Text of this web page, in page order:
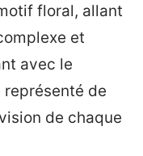
floral, allant
et
avec le
représenté de
de chaque